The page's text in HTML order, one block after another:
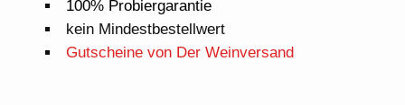
100% Probiergarantie
kein Mindestbestellwert
Gutscheine von Der Weinversand